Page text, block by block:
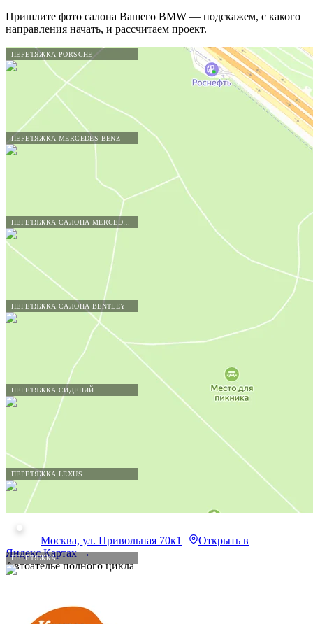
ПЕРЕТЯЖКА PORSCHE
ПЕРЕТЯЖКА MERCEDES-BENZ
ПЕРЕТЯЖКА САЛОНА BENTLEY
ПЕРЕТЯЖКА СИДЕНИЙ
ПЕРЕТЯЖКА LEXUS
ПЕРЕТЯЖКА
Пришлите фото салона Вашего BMW — подскажем, с какого
направления начать, и рассчитаем проект.
Москва, ул. Привольная 70к1
Открыть в
Яндекс.Картах →
Автоателье полного цикла